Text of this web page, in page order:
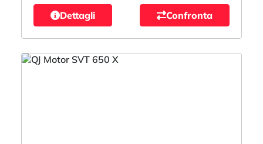
Dettagli Confronta